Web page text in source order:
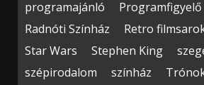
programajánló
Programfigyelő
Radnóti Színház
Retro
Star Wars
Stephen King
szépirodalom
színház